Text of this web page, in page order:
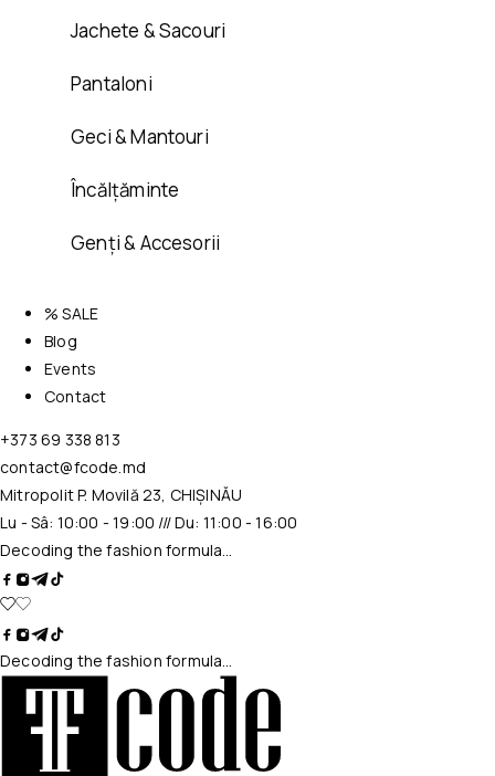
Jachete & Sacouri
Pantaloni
Geci & Mantouri
Încălțăminte
Genți & Accesorii
% SALE
Blog
Events
Contact
+373 69 338 813
contact@fcode.md
Mitropolit P. Movilă 23, CHIȘINĂU
Lu - Sâ: 10:00 - 19:00 /// Du: 11:00 - 16:00
Decoding the fashion formula…
Decoding the fashion formula…